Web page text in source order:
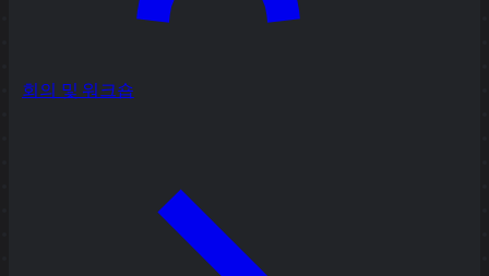
회의 및 워크숍